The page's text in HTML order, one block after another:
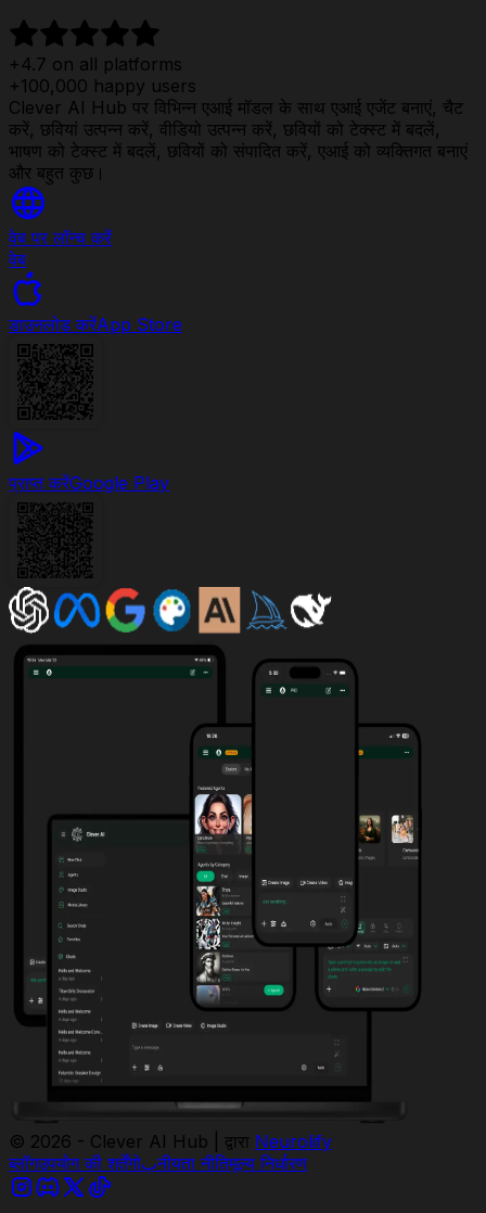
+4.7 on all platforms
+100,000 happy users
Clever AI Hub पर विभिन्न एआई मॉडल के साथ एआई एजेंट बनाएं, चैट
करें, छवियां उत्पन्न करें, वीडियो उत्पन्न करें, छवियों को टेक्स्ट में बदलें,
भाषण को टेक्स्ट में बदलें, छवियों को संपादित करें, एआई को व्यक्तिगत बनाएं
और बहुत कुछ।
वेब पर लॉन्च करें
वेब
डाउनलोड करेंApp Store
प्राप्त करेंGoogle Play
© 2026 - Clever AI Hub | द्वारा Neurolify
ब्लॉगउपयोग की शर्तें गोپनीयता नीतिमूल्य निर्धारण